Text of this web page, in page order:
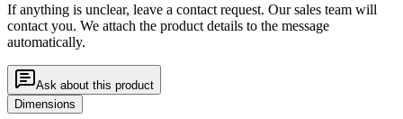
If anything is unclear, leave a contact request. Our sales team will
contact you. We attach the product details to the message
automatically.
Ask about this product
Dimensions